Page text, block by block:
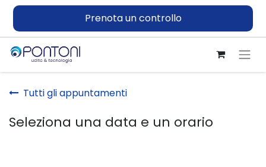
Prenota un controllo
Tutti gli appuntamenti
Seleziona una data e un orario